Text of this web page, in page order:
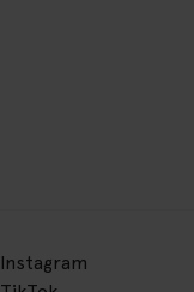
Instagram